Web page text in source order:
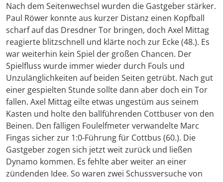
Nach dem Seitenwechsel wurden die Gastgeber stärker.
Paul Röwer konnte aus kurzer Distanz einen Kopfball
scharf auf das Dresdner Tor bringen, doch Axel Mittag
reagierte blitzschnell und klärte noch zur Ecke (48.). Es
war weiterhin kein Spiel der großen Chancen. Der
Spielfluss wurde immer wieder durch Fouls und
Unzulänglichkeiten auf beiden Seiten getrübt. Nach gut
einer gespielten Stunde sollte dann aber doch ein Tor
fallen. Axel Mittag eilte etwas ungestüm aus seinem
Kasten und holte den ballführenden Cottbuser von den
Beinen. Den fälligen Foulelfmeter verwandelte Marc
Fingas sicher zur 1:0-Führung für Cottbus (60.). Die
Gastgeber zogen sich jetzt weit zurück und ließen
Dynamo kommen. Es fehlte aber weiter an einer
zündenden Idee. So waren zwei Schussversuche von